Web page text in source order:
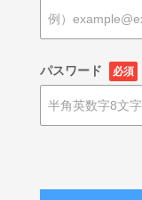
パスワード 必須